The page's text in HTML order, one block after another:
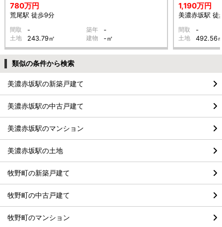
780万円
荒尾駅 徒歩9分
間取 - 築年 -
土地 243.79㎡ 建物 -㎡
1,190万円
美濃赤坂駅 徒
間取 -
土地 492.56
類似の条件から検索
美濃赤坂駅の新築戸建て
美濃赤坂駅の中古戸建て
美濃赤坂駅のマンション
美濃赤坂駅の土地
牧野町の新築戸建て
牧野町の中古戸建て
牧野町のマンション